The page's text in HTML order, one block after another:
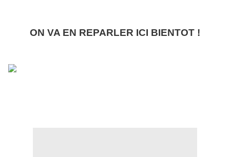
ON VA EN REPARLER ICI BIENTOT !